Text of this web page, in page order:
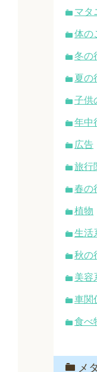
マタ
体の
冬の
夏の
子供
年中
広告
旅行
春の
植物
生活
秋の
美容
車関
食べ
メ